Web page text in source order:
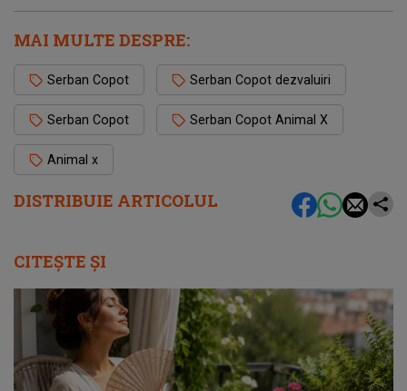
DISTRIBUIE ARTICOLUL
MAI MULTE DESPRE:
Serban Copot Serban Copot dezvaluiri
Serban Copot Serban Copot Animal X
Animal x
CITEȘTE ȘI